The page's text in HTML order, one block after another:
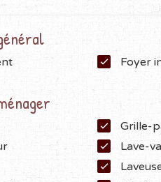
pour créer des
est destiné à un usage
Foyer
Grille-
Lave-